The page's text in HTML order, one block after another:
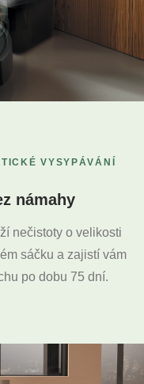
VYSYPÁVÁNÍ
námahy
nečistoty o velikosti
sáčku a zajistí vám
po dobu 75 dní.